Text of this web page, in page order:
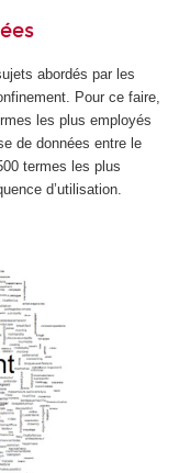
abordés par les
Pour ce faire,
les plus employés
de données entre le
termes les plus
d’utilisation.